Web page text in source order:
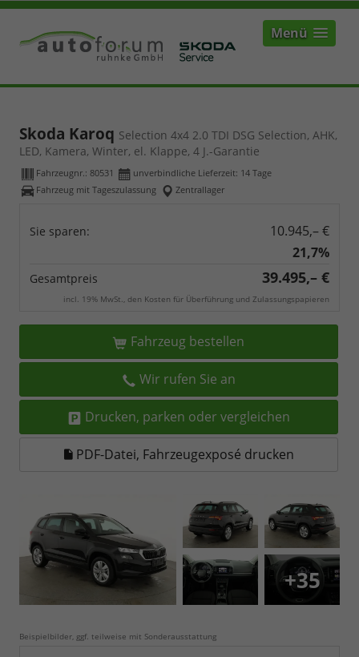
Menü
Skoda Karoq Selection 4x4 2.0 TDI DSG Selection, AHK,
LED, Kamera, Winter, el. Klappe, 4 J.-Garantie
Fahrzeugnr.: 80531 unverbindliche Lieferzeit: 14 Tage
Fahrzeug mit Tageszulassung
Zentrallager
Sie sparen:
10.945,– €
21,7%
Gesamtpreis 39.495,– €
incl. 19% MwSt., den Kosten für Überführung und Zulassungspapieren
Fahrzeug bestellen
Wir rufen Sie an
Drucken, parken oder vergleichen
PDF-Datei, Fahrzeugexposé drucken
+35
Beispielbilder, ggf. teilweise mit Sonderausstattung